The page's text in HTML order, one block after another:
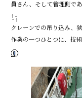
員さん、そして管理側で
クレーンでの吊り込み、
作業の一つひとつに、技